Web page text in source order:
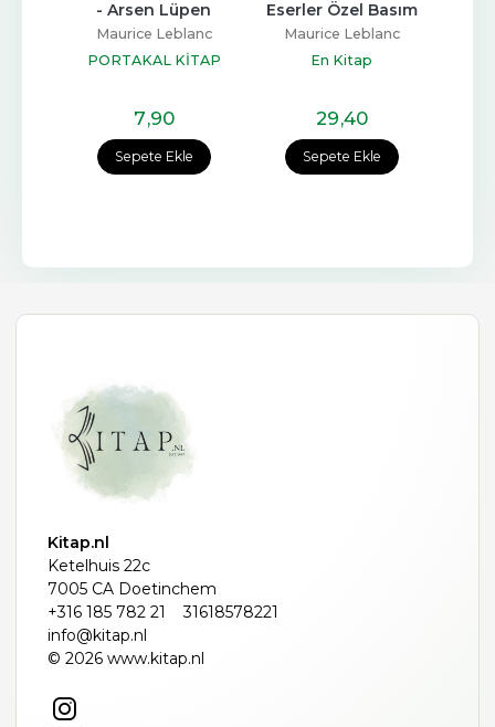
Sepete Ekle
- Arsen Lüpen
Maurice Leblanc
PORTAKAL KİTAP
7,90
Sepete Ekle
Eserler Özel Basım
Maurice Leblanc
En Kitap
29,40
Kitap.nl
Ketelhuis 22c
7005 CA Doetinchem
+316 185 782 21
31618578221
info@kitap.nl
© 2026 www.kitap.nl